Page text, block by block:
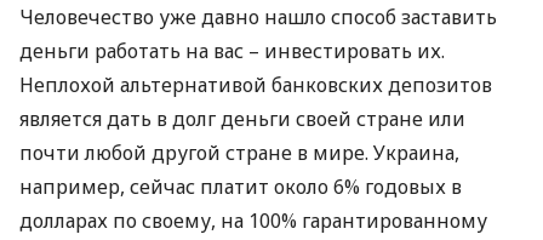
Человечество уже давно нашло способ заставить
деньги работать на вас – инвестировать их.
Неплохой альтернативой банковских депозитов
является дать в долг деньги своей стране или
почти любой другой стране в мире. Украина,
например, сейчас платит около 6% годовых в
долларах по своему, на 100% гарантированному